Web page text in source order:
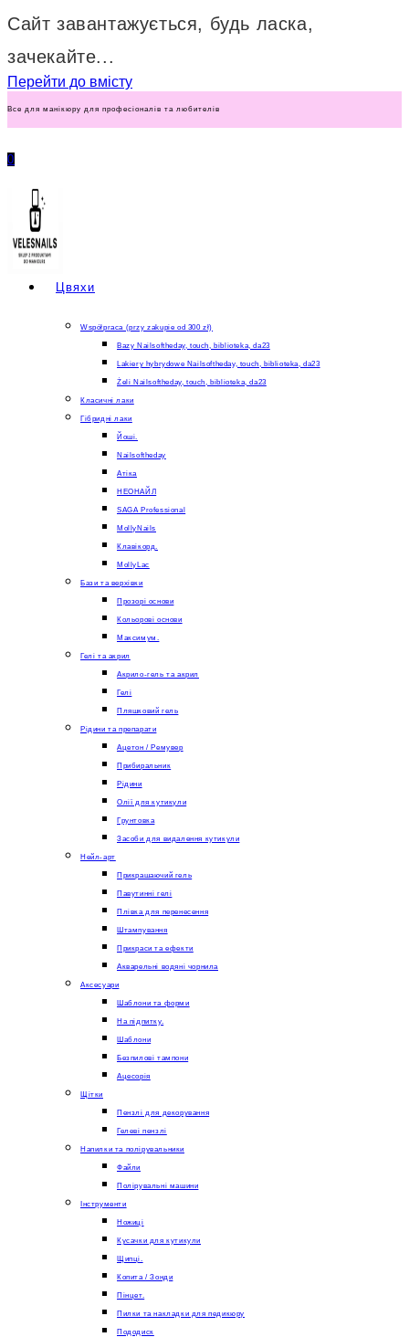
Сайт завантажується, будь ласка,
зачекайте...
Перейти до вмісту
Все для манікюру для професіоналів та любителів
0
Цвяхи
Współpraca (przy zakupie od 300 zł)
Bazy Nailsoftheday, touch, biblioteka, da23
Lakiery hybrydowe Nailsoftheday, touch, biblioteka, da23
Żeli Nailsoftheday, touch, biblioteka, da23
Класичні лаки
Гібридні лаки
Йоші.
Nailsoftheday
Атіка
НЕОНАЙЛ
SAGA Professional
MollyNails
Клавікорд.
MollyLac
Бази та верхівки
Прозорі основи
Кольорові основи
Максимум.
Гелі та акрил
Акрило-гель та акрил
Гелі
Пляшковий гель
Рідини та препарати
Ацетон / Ремувер
Прибиральник
Рідини
Олії для кутикули
Грунтовка
Засоби для видалення кутикули
Нейл-арт
Прикрашаючий гель
Павутинні гелі
Плівка для перенесення
Штампування
Прикраси та ефекти
Акварельні водяні чорнила
Аксесуари
Шаблони та форми
На підпитку.
Шаблони
Безпилові тампони
Ацесорія
Щітки
Пензлі для декорування
Гелеві пензлі
Напилки та полірувальники
Файли
Полірувальні машини
Інструменти
Ножиці
Кусачки для кутикули
Щипці.
Копита / Зонди
Пінцет.
Пилки та накладки для педикюру
Пододиск